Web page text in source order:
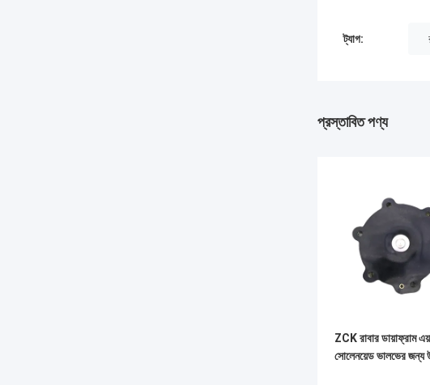
ট্যাগ:
প্রস্তাবিত পণ্য
ZCK রাবার ডায়াফ্রাম
সোলেনয়েড ভালভের